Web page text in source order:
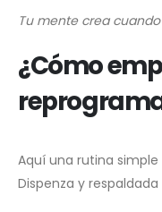
Tu mente crea
¿Cómo
Aquí una rutina
Dispenza y